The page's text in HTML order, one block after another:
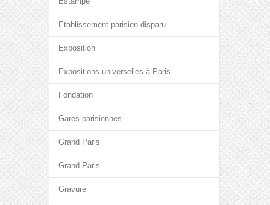
Etablissement parisien disparu
Exposition
Expositions universelles à Paris
Fondation
Gares parisiennes
Grand Paris
Grand Paris
Gravure